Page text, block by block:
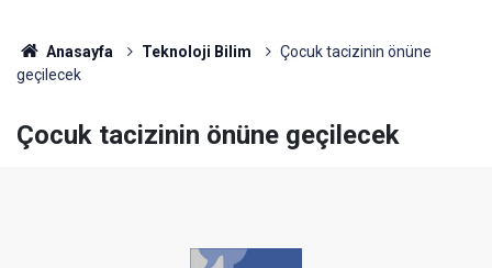
Anasayfa Teknoloji Bilim
Çocuk tacizinin önüne
geçilecek
Çocuk tacizinin önüne geçilecek